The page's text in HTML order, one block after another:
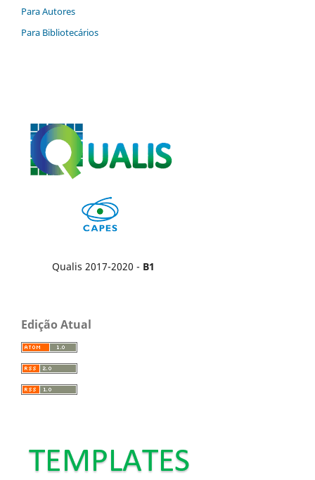
Para Autores
Para Bibliotecários
Qualis 2017-2020 - B1
Edição Atual